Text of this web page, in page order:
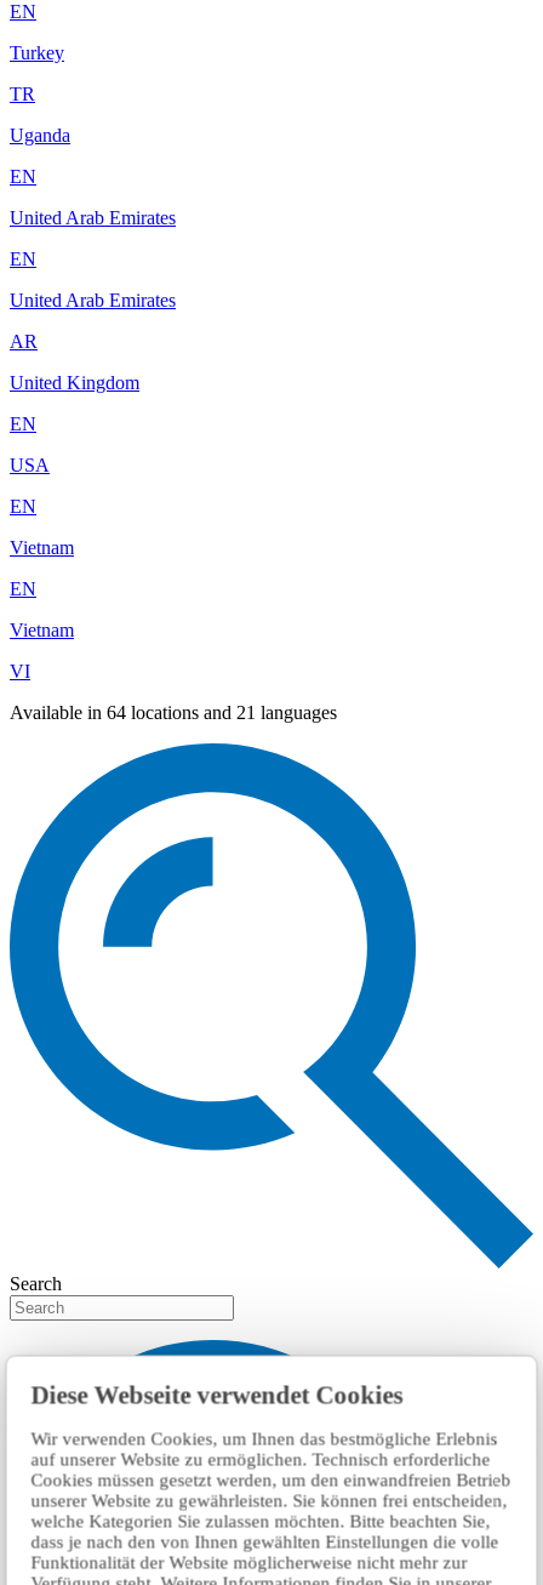
Diese Webseite verwendet Cookies
Wir verwenden Cookies, um Ihnen das bestmögliche Erlebnis
auf unserer Website zu ermöglichen. Technisch erforderliche
Cookies müssen gesetzt werden, um den einwandfreien Betrieb
unserer Website zu gewährleisten. Sie können frei entscheiden,
welche Kategorien Sie zulassen möchten. Bitte beachten Sie,
dass je nach den von Ihnen gewählten Einstellungen die volle
Funktionalität der Website möglicherweise nicht mehr zur
EN
Turkey
TR
Uganda
EN
United Arab Emirates
EN
United Arab Emirates
AR
United Kingdom
EN
USA
EN
Vietnam
EN
Vietnam
VI
Available in 64 locations and 21 languages
Search